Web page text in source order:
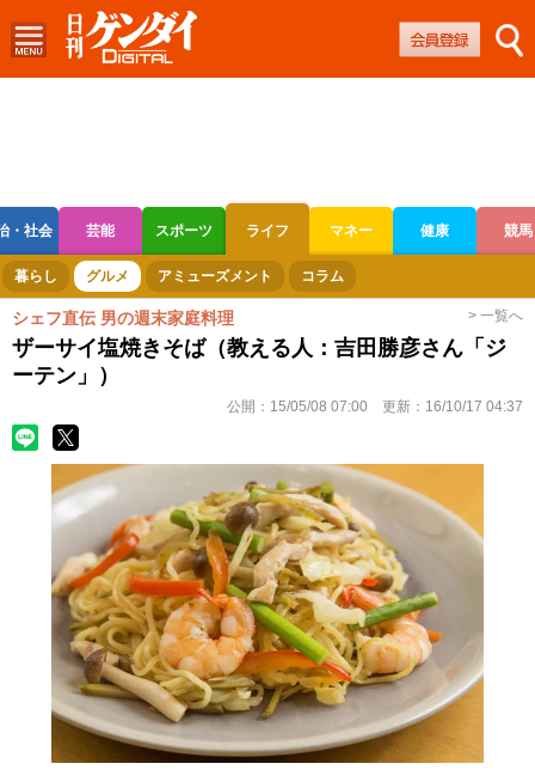
・社会 芸能 スポーツ ライフ マネー 健康 競馬
ボートレース 競輪 オートレース
暮らし グルメ アミューズメント コラム
シェフ直伝 男の週末家庭料理 > 一覧へ
ザーサイ塩焼きそば（教える人：吉田勝彦さん「ジ
ーテン」）
公開： 15/05/08 07:00 更新： 16/10/17 04:37